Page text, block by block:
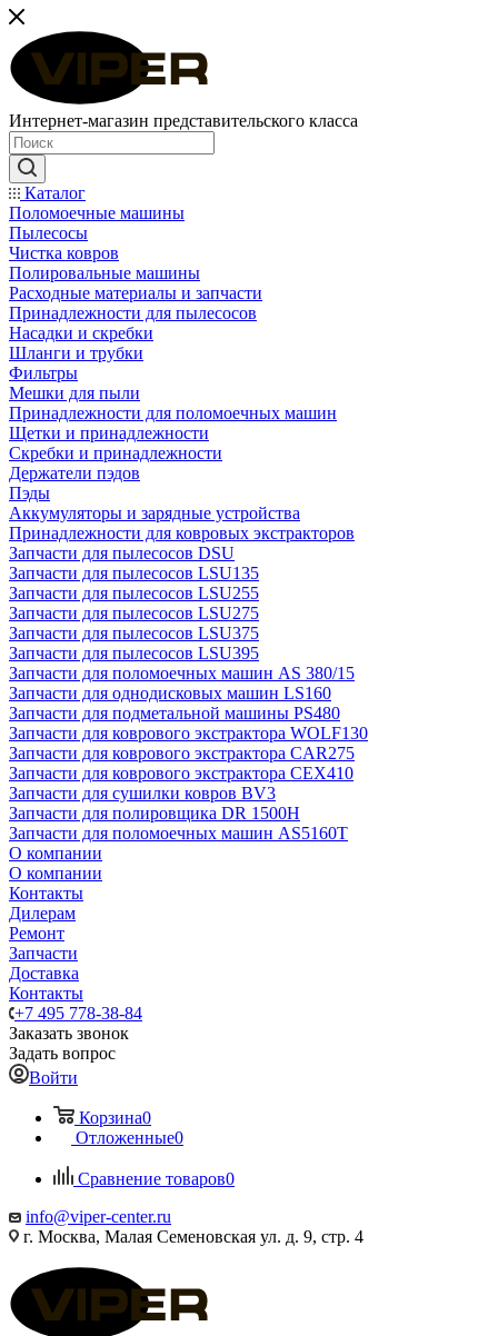
Интернет-магазин представительского класса
Каталог
Поломоечные машины
Пылесосы
Чистка ковров
Полировальные машины
Расходные материалы и запчасти
Принадлежности для пылесосов
Насадки и скребки
Шланги и трубки
Фильтры
Мешки для пыли
Принадлежности для поломоечных машин
Щетки и принадлежности
Скребки и принадлежности
Держатели пэдов
Пэды
Аккумуляторы и зарядные устройства
Принадлежности для ковровых экстракторов
Запчасти для пылесосов DSU
Запчасти для пылесосов LSU135
Запчасти для пылесосов LSU255
Запчасти для пылесосов LSU275
Запчасти для пылесосов LSU375
Запчасти для пылесосов LSU395
Запчасти для поломоечных машин AS 380/15
Запчасти для однодисковых машин LS160
Запчасти для подметальной машины PS480
Запчасти для коврового экстрактора WOLF130
Запчасти для коврового экстрактора CAR275
Запчасти для коврового экстрактора CEX410
Запчасти для сушилки ковров BV3
Запчасти для полировщика DR 1500H
Запчасти для поломоечных машин AS5160T
О компании
О компании
Контакты
Дилерам
Ремонт
Запчасти
Доставка
Контакты
+7 495 778-38-84
Заказать звонок
Задать вопрос
Войти
Корзина0
Отложенные0
Сравнение товаров0
info@viper-center.ru
г. Москва, Малая Семеновская ул. д. 9, стр. 4